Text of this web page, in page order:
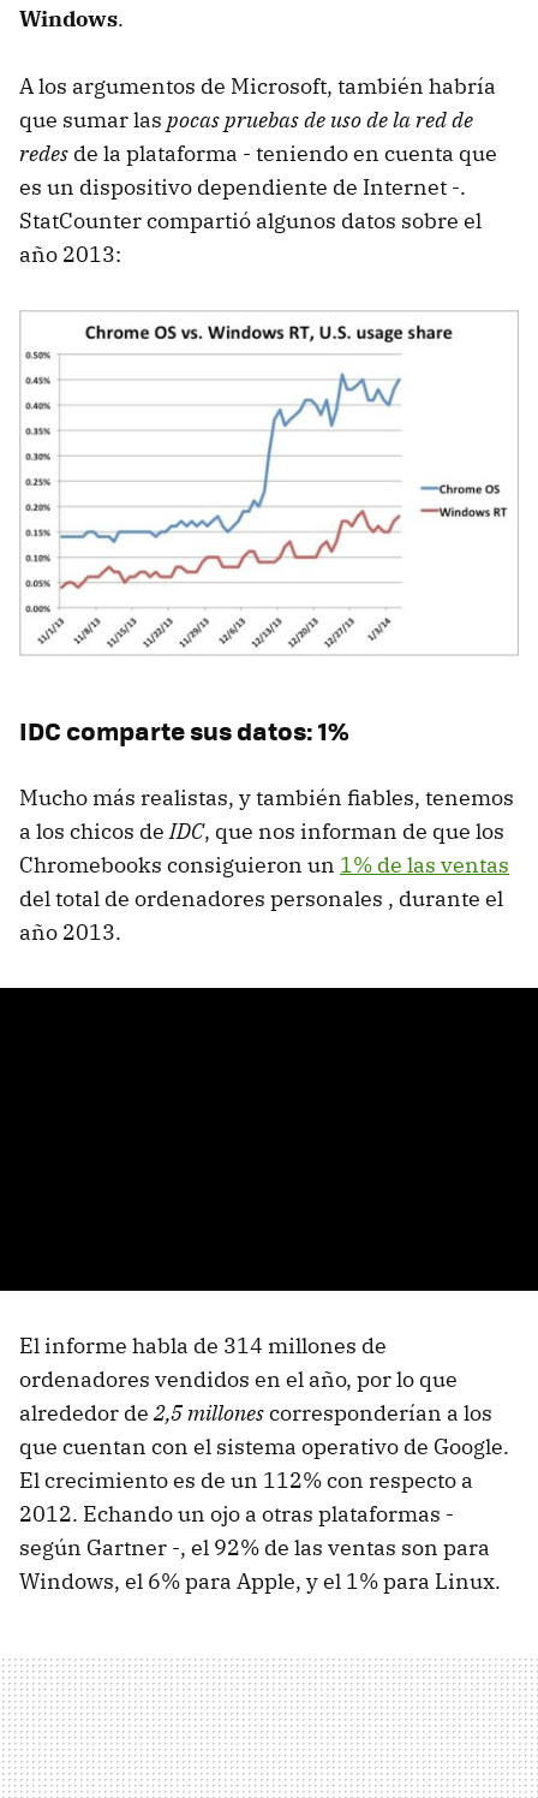
Windows.
A los argumentos de Microsoft, también habría
que sumar las pocas pruebas de uso de la red de
redes de la plataforma - teniendo en cuenta que
es un dispositivo dependiente de Internet -.
StatCounter compartió algunos datos sobre el
año 2013:
IDC comparte sus datos: 1%
Mucho más realistas, y también fiables, tenemos
a los chicos deIDC, que nos informan de que los
Chromebooks consiguieron un 1% de las ventas
del total de ordenadores personales , durante el
año 2013.
El informe habla de 314 millones de
ordenadores vendidos en el año, por lo que
alrededor de2,5 millonescorresponderían a los
que cuentan con el sistema operativo de Google.
El crecimiento es de un 112% con respecto a
2012. Echando un ojo a otras plataformas -
según Gartner -, el 92% de las ventas son para
Windows, el 6% para Apple, y el 1% para Linux.